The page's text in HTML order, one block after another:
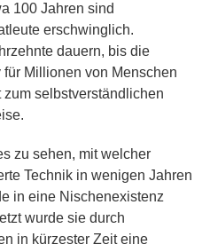
100 Jahren sind
erschwinglich.
dauern, bis die
Millionen von Menschen
selbstverständlichen
zu sehen, mit welcher
Technik in wenigen Jahren
in eine Nischenexistenz
wurde sie durch
in kürzester Zeit eine